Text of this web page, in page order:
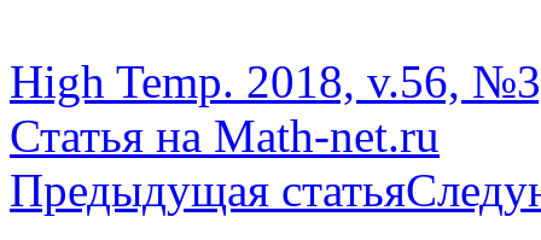
High Temp. 2018, v.56,
Статья на Math-net.ru
Предыдущая статья